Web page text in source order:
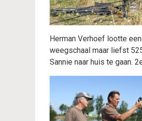
Herman Verhoef lootte
weegschaal maar liefst
Sannie naar huis te gaan.